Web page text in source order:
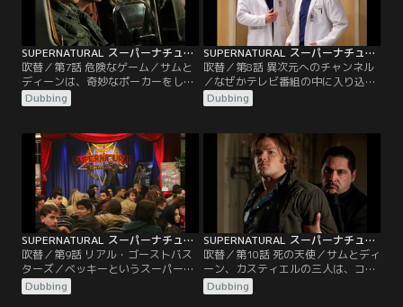
く。新たな調査を進めるうちに、彼
らの前に…。
ィエルはジェシーを殺す以外に…。
SUPERNATURAL スーパーナチュラル シーズン5 第07話／吹替
吹替／第7話 危険なゲーム／サムと
ディーンは、奇妙なポーカーをして
バーを渡り歩く魔法使いを発見す
る。彼が賭けるのは、金ではな
生活から抜け出すチャンスかもしれ
ないと思い、大胆にも“25年”を賭け
るが、負けてしまう。すごい速さで
年を取り始めるボビー。そこへ駆け
つけたディーンは、彼を助けようと
するが…。
Dubbing
SUPERNATURAL スーパーナチュラル シーズン5 第08話／吹替
吹替／第8話 異次元へのチャンネル
／なぜかテレビ番組の中に入り込ん
でしまったサムとディーン。二人
は、医療ドラマの中で医者になって
り、お笑い番組でコントまでしてい
るのだ。自分たちの身に何が起きて
いるのかが分からず戸惑う二人の前
に、突然カスティエルが現れる。彼
は、この世界から早く抜け出さない
と恐ろしいことが起きると…。
Dubbing
SUPERNATURAL スーパーナチュラル シーズン5 第09話／吹替
吹替／第9話 リアル・ゴーストバス
ターズ／ベッキーというスーパーナ
チュラルの熱狂的なファンが、チャ
ックになりすましてサムとディーン
Dubbing
SUPERNATURAL スーパーナチュラル シーズン5 第10話／吹替
吹替／第10話 死の天使／サムとディ
ーン、カスティエルの三人は、コル
トを手に入れようと奔走する。ルシ
ファーを捜し出し、彼を地獄へ戻す
Dubbing